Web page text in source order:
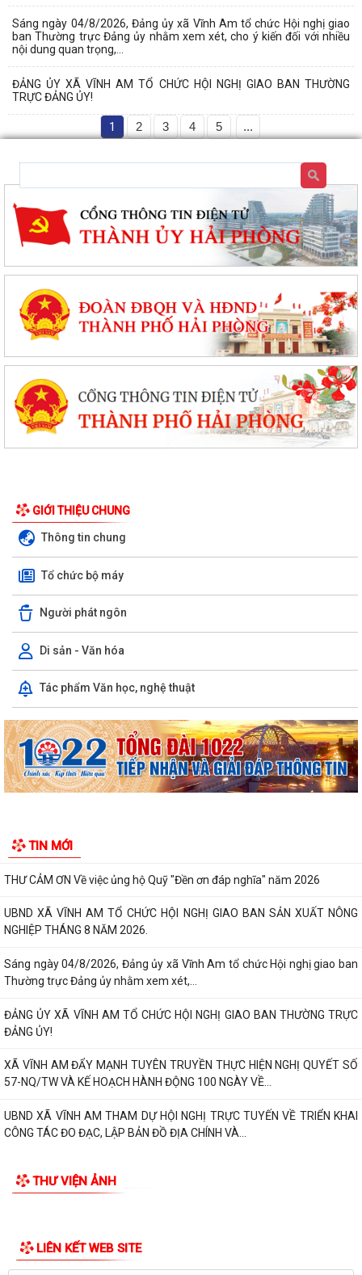
Sáng ngày 04/8/2026, Đảng ủy xã Vĩnh Am tổ chức Hội nghị giao
ban Thường trực Đảng ủy nhằm xem xét, cho ý kiến đối với nhiều
nội dung quan trọng,...
ĐẢNG ỦY XÃ VĨNH AM TỔ CHỨC HỘI NGHỊ GIAO BAN THƯỜNG
TRỰC ĐẢNG ỦY!
1 2 3 4 5 ...
GIỚI THIỆU CHUNG
Thông tin chung
Tổ chức bộ máy
Người phát ngôn
Di sản - Văn hóa
Tác phẩm Văn học, nghệ thuật
TÁC PHÁT TRIỂN TOÀN DIỆN!
UBND XÃ VĨNH AM PHỐI HỢP KIỂM TRA HỒ SƠ ĐỀ NGHỊ CẤP KINH PHÍ
HỖ TRỢ THEO NGHỊ QUYẾT SỐ...
UBND XÃ VĨNH AM TỔ CHỨC HỘI NGHỊ ĐÁNH GIÁ KẾT QUẢ THỰC HIỆN
NHIỆM VỤ THÁNG 7, TRIỂN KHAI NHIỆM VỤ...
NGƯỜI DÂN TUYỆT ĐỐI KHÔNG CHỦ QUAN!
ĐỊA CHỈ ĐỎ TRÊN QUÊ HƯƠNG VĨNH AM – NƠI THÀNH LẬP CHI BỘ
THƯ CẢM ƠN Về việc ủng hộ Quỹ "Đền ơn đáp nghĩa" năm 2026
UBND XÃ VĨNH AM TỔ CHỨC HỘI NGHỊ GIAO BAN SẢN XUẤT NÔNG
NGHIỆP THÁNG 8 NĂM 2026.
Sáng ngày 04/8/2026, Đảng ủy xã Vĩnh Am tổ chức Hội nghị giao ban
Thường trực Đảng ủy nhằm xem xét,...
ĐẢNG ỦY XÃ VĨNH AM TỔ CHỨC HỘI NGHỊ GIAO BAN THƯỜNG TRỰC
ĐẢNG ỦY!
XÃ VĨNH AM ĐẨY MẠNH TUYÊN TRUYỀN THỰC HIỆN NGHỊ QUYẾT SỐ
57-NQ/TW VÀ KẾ HOẠCH HÀNH ĐỘNG 100 NGÀY VỀ...
CÔNG TÁC ĐO ĐẠC, LẬP BẢN ĐỒ ĐỊA CHÍNH VÀ...
ĐẢNG ỦY UBND XÃ VĨNH AM TỔ CHỨC LỄ CHÀO CỜ, SINH HOẠT DƯỚI